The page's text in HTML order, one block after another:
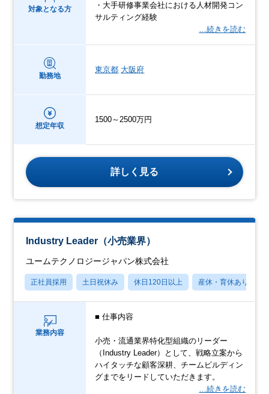
対象となる方
・大手研修事業会社における人材開発コン
サルティング経験
…続きを読む
勤務地
東京都 大阪府
想定年収
1500～2500万円
詳しく見る
Industry Leader（小売業界）
ユームテクノロジージャパン株式会社
正社員採用 土日祝休み 休日120日以上 産休・育休あり
業務内容
■ 仕事内容
小売・流通業界特化型組織のリーダー
（Industry Leader）として、戦略立案から
ハイタッチな顧客深耕、チームビルディン
グまでをリードしていただきます。
…続きを読む